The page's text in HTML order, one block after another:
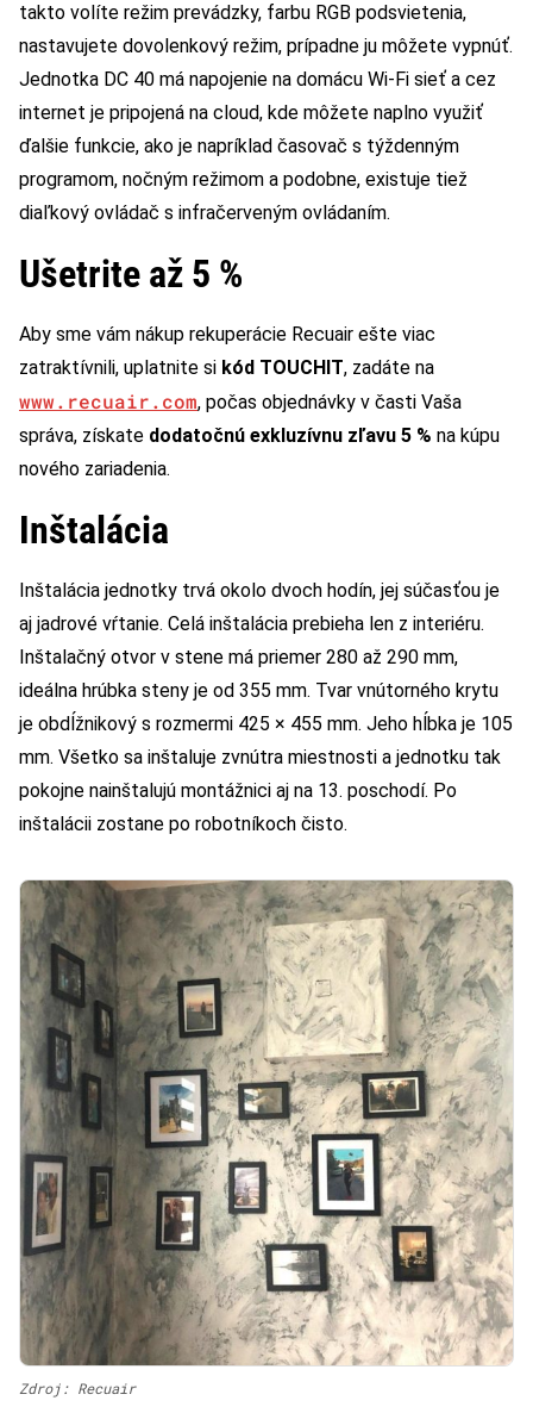
takto volíte režim prevádzky, farbu RGB podsvietenia,
nastavujete dovolenkový režim, prípadne ju môžete vypnúť.
Jednotka DC 40 má napojenie na domácu Wi-Fi sieť a cez
internet je pripojená na cloud, kde môžete naplno využiť
ďalšie funkcie, ako je napríklad časovač s týždenným
programom, nočným režimom a podobne, existuje tiež
diaľkový ovládač s infračerveným ovládaním.
Ušetrite až 5 %
Aby sme vám nákup rekuperácie Recuair ešte viac
zatraktívnili, uplatnite si kód TOUCHIT, zadáte na
www.recuair.com, počas objednávky v časti Vaša
správa, získate dodatočnú exkluzívnu zľavu 5 % na kúpu
nového zariadenia.
Inštalácia
Inštalácia jednotky trvá okolo dvoch hodín, jej súčasťou je
aj jadrové vŕtanie. Celá inštalácia prebieha len z interiéru.
Inštalačný otvor v stene má priemer 280 až 290 mm,
ideálna hrúbka steny je od 355 mm. Tvar vnútorného krytu
je obdĺžnikový s rozmermi 425 × 455 mm. Jeho hĺbka je 105
mm. Všetko sa inštaluje zvnútra miestnosti a jednotku tak
pokojne nainštalujú montážnici aj na 13. poschodí. Po
inštalácii zostane po robotníkoch čisto.
Zdroj: Recuair